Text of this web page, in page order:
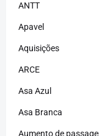
ANTT
Apavel
Aquisições
ARCE
Asa Azul
Asa Branca
Aumento de